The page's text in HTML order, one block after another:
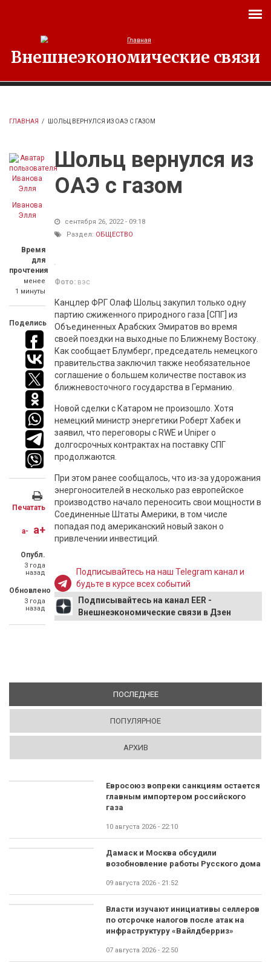
Внешнеэкономические связи
ГЛАВНАЯ / ШОЛЬЦ ВЕРНУЛСЯ ИЗ ОАЭ С ГАЗОМ
Иванова
Элля
Время
для
прочтения
менее
1 минуты
Поделись
Печатать
a- a+
Опубл.
3 года
назад
Обновлено
3 года
назад
Шольц вернулся из
ОАЭ с газом
сентября 26, 2022 - 09:18
Раздел: ОБЩЕСТВО
Фото: вэс
Канцлер ФРГ Олаф Шольц закупил только одну
партию сжиженного природного газа [СПГ] из
Объединенных Арабских Эмиратов во время
своей поездки на выходные по Ближнему Востоку.
Как сообщает Блумберг, председатель немецкого
правительства заключил также необязательное
соглашение о большем количестве поставок из
ближневосточного государства в Германию.
Новой сделки с Катаром не произошло. Хотя
немецкий министр энергетики Роберт Хабек и
заявил, что переговоры с RWE и Uniper о
долгосрочных контрактах на поставку СПГ
продолжаются.
При этом ранее сообщалось, что из-за удорожания
энергоносителей в несколько раз европейское
производство начало переносить свои мощности в
Соединенные Штаты Америки, в том числе
попадая под американский новый закон о
привлечении инвестиций.
Подписывайтесь на наш Telegram канал и
будьте в курсе всех событий
Подписывайтесь на канал EER -
Внешнеэкономические связи в Дзен
ПОСЛЕДНЕЕ(АКТИВНАЯ ВКЛАДКА)
ПОПУЛЯРНОЕ
АРХИВ
Евросоюз вопреки санкциям остается
главным импортером российского
газа
10 августа 2026 - 22:10
Дамаск и Москва обсудили
возобновление работы Русского дома
09 августа 2026 - 21:52
Власти изучают инициативы селлеров
по отсрочке налогов после атак на
инфраструктуру «Вайлдберриз»
07 августа 2026 - 22:50